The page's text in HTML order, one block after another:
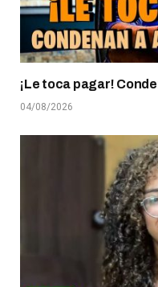
¡Le toca pagar!
04/08/2026